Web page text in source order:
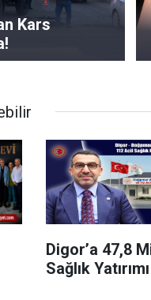
Kars
Digor’a 47,8
Sağlık Yatırımı